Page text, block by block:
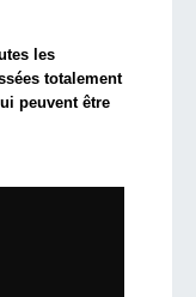
les
totalement
peuvent être